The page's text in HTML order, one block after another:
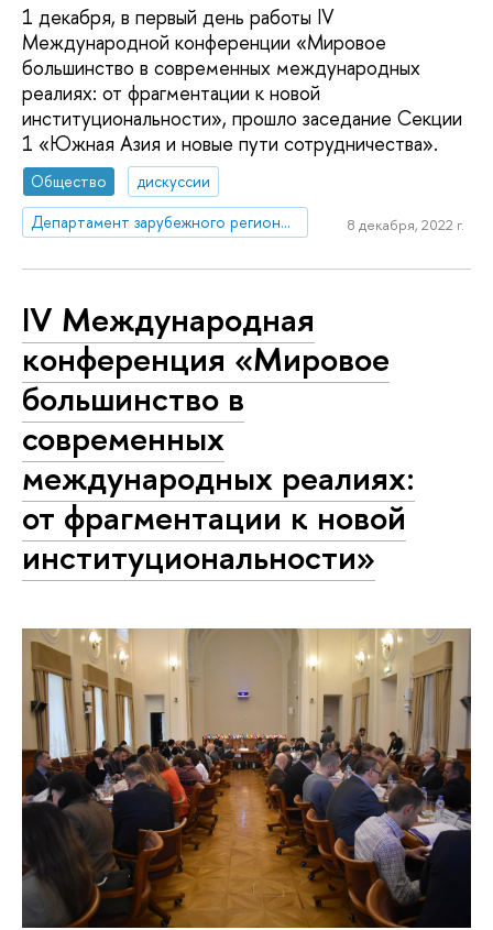
1 декабря, в первый день работы IV
Международной конференции «Мировое
большинство в современных международных
реалиях: от фрагментации к новой
институциональности», прошло заседание Секции
1 «Южная Азия и новые пути сотрудничества».
Общество
дискуссии
Департамент зарубежного регионоведения
8 декабря, 2022 г.
IV Международная
конференция «Мировое
большинство в
современных
международных реалиях:
от фрагментации к новой
институциональности»